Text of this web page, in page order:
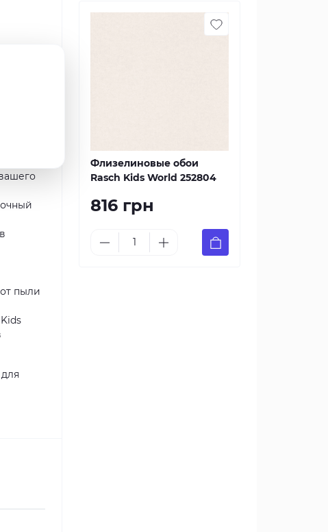
в
в
пыли
Флизелиновые обои
Rasch Kids World 252804
816 грн